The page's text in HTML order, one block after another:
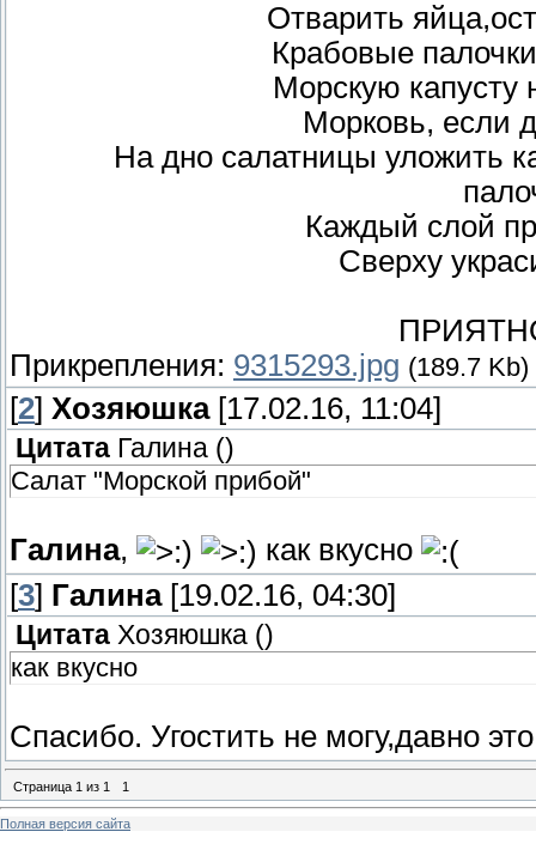
Отварить
Крабовые
Морскую капусту
Морковь, если
На дно салатницы уложить
Каждый слой
Сверху
Прикрепления: 9315293.jpg (189.7 Kb)
[2] Хозяюшка[17.02.16, 11:04]
Цитата Галина ()
Салат "Морской прибой"
Галина,
как вкусно
[3] Галина[19.02.16, 04:30]
Цитата Хозяюшка ()
как вкусно
Спасибо. Угостить не могу,давно
Страница 1 из 1 1
Полная версия сайта